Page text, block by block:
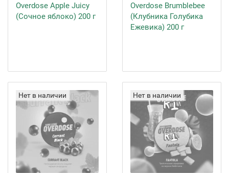
Overdose Apple Juicy
(Сочное яблоко) 200 г
Overdose Brumblebee
(Клубника Голубика
Ежевика) 200 г
Нет в наличии Нет в наличии